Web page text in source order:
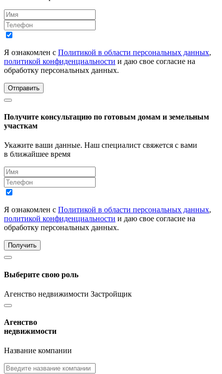
Я ознакомлен с Политикой в области персональных данных,
политикой конфиденциальности и даю свое согласие на
обработку персональных данных.
Отправить
Получите консультацию по готовым домам и земельным
участкам
Укажите ваши данные. Наш специалист свяжется с вами
в ближайшее время
Я ознакомлен с Политикой в области персональных данных,
политикой конфиденциальности и даю свое согласие на
обработку персональных данных.
Получить
Выберите свою роль
Агенство недвижимости Застройщик
Агенство
недвижимости
Название компании